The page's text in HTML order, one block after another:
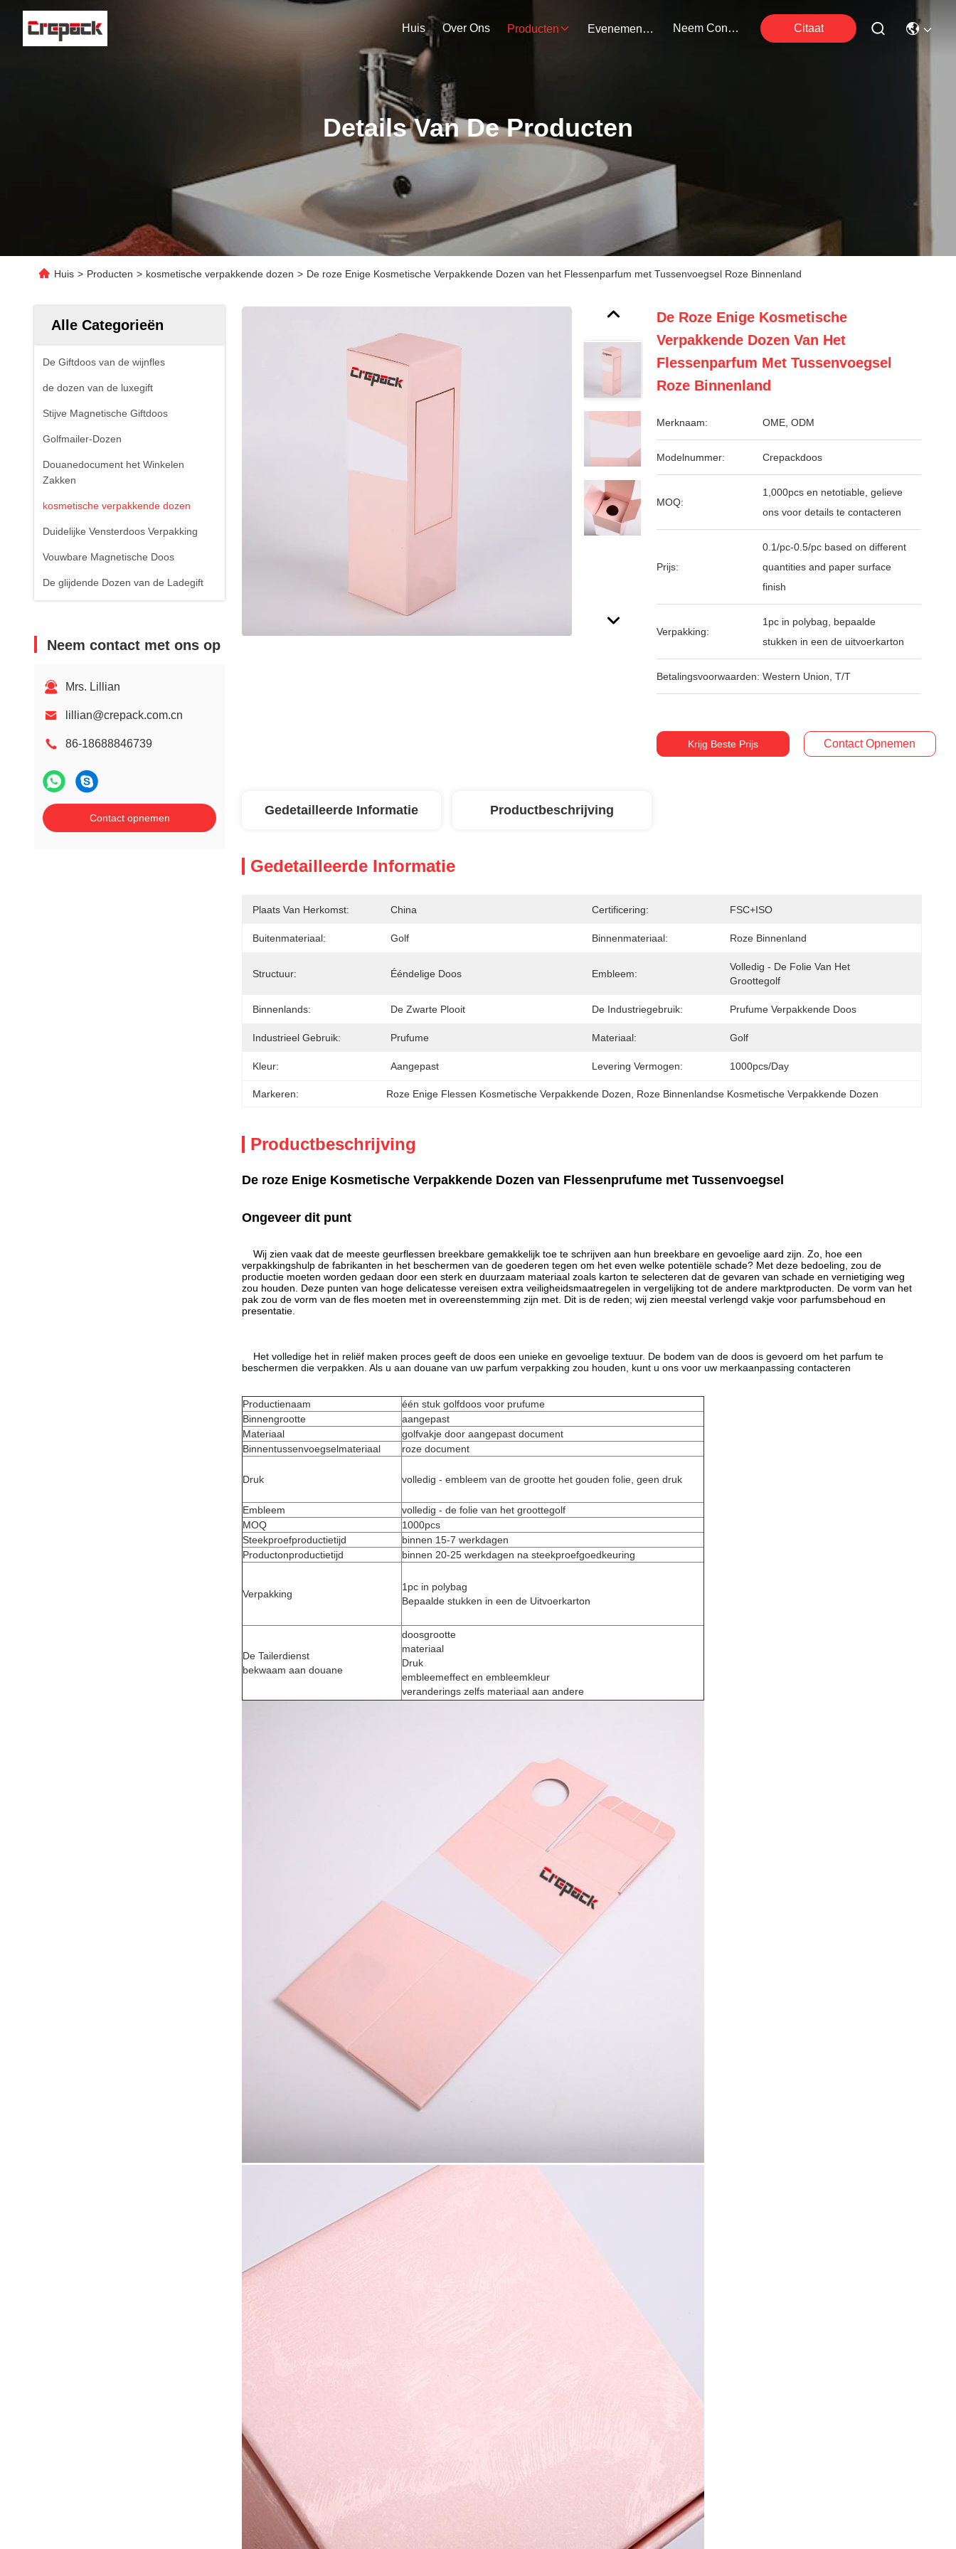
Huis Over Ons Producten Evenementen Neem Contact Met Ons Op Citaat
Details Van De Producten
Huis > Producten > kosmetische verpakkende dozen > De roze Enige Kosmetische Verpakkende Dozen van het Flessenparfum met Tussenvoegsel Roze Binnenland
Alle Categorieën
De Giftdoos van de wijnfles
de dozen van de luxegift
Stijve Magnetische Giftdoos
Golfmailer-Dozen
Douanedocument het Winkelen
Zakken
kosmetische verpakkende dozen
Duidelijke Vensterdoos Verpakking
Vouwbare Magnetische Doos
De glijdende Dozen van de Ladegift
Neem contact met ons op
Mrs. Lillian
lillian@crepack.com.cn
86-18688846739
Contact opnemen
De Roze Enige Kosmetische
Verpakkende Dozen Van Het
Flessenparfum Met Tussenvoegsel
Roze Binnenland
Merknaam: OME, ODM
Modelnummer: Crepackdoos
MOQ:
1,000pcs en netotiable, gelieve
ons voor details te contacteren
Prijs:
0.1/pc-0.5/pc based on different
quantities and paper surface
finish
Verpakking:
1pc in polybag, bepaalde
stukken in een de uitvoerkarton
Betalingsvoorwaarden: Western Union, T/T
Krijg Beste Prijs Contact Opnemen
Gedetailleerde Informatie Productbeschrijving
Gedetailleerde Informatie
Plaats Van Herkomst: China Certificering: FSC+ISO
Buitenmateriaal: Golf Binnenmateriaal: Roze Binnenland
Structuur: Ééndelige Doos Embleem:
Volledig - De Folie Van Het
Groottegolf
Binnenlands: De Zwarte Plooit De Industriegebruik: Prufume Verpakkende Doos
Industrieel Gebruik: Prufume Materiaal: Golf
Kleur: Aangepast Levering Vermogen: 1000pcs/day
Markeren: Roze Enige Flessen Kosmetische Verpakkende Dozen Roze Binnenlandse Kosmetische Verpakkende Dozen
Productbeschrijving
De roze Enige Kosmetische Verpakkende Dozen van Flessenprufume met Tussenvoegsel
Ongeveer dit punt
Wij zien vaak dat de meeste geurflessen breekbare gemakkelijk toe te schrijven aan hun breekbare en gevoelige aard zijn. Zo, hoe een
verpakkingshulp de fabrikanten in het beschermen van de goederen tegen om het even welke potentiële schade? Met deze bedoeling, zou de
productie moeten worden gedaan door een sterk en duurzaam materiaal zoals karton te selecteren dat de gevaren van schade en vernietiging weg
zou houden. Deze punten van hoge delicatesse vereisen extra veiligheidsmaatregelen in vergelijking tot de andere marktproducten. De vorm van het
pak zou de vorm van de fles moeten met in overeenstemming zijn met. Dit is de reden; wij zien meestal verlengd vakje voor parfumsbehoud en
presentatie.
Het volledige het in reliëf maken proces geeft de doos een unieke en gevoelige textuur. De bodem van de doos is gevoerd om het parfum te
beschermen die verpakken. Als u aan douane van uw parfum verpakking zou houden, kunt u ons voor uw merkaanpassing contacteren
Productienaam één stuk golfdoos voor prufume
Binnengrootte
aangepast
Materiaal
golfvakje door aangepast document
Binnentussenvoegselmateriaal
roze document
Druk volledig - embleem van de grootte het gouden folie, geen druk
Embleem
volledig - de folie van het groottegolf
MOQ
1000pcs
Steekproefproductietijd
binnen 15-7 werkdagen
Productonproductietijd
binnen 20-25 werkdagen na steekproefgoedkeuring
Verpakking
1pc in polybag
Bepaalde stukken in een de Uitvoerkarton
De Tailerdienst
bekwaam aan douane
doosgrootte
materiaal
Druk
embleemeffect en embleemkleur
veranderings zelfs materiaal aan andere